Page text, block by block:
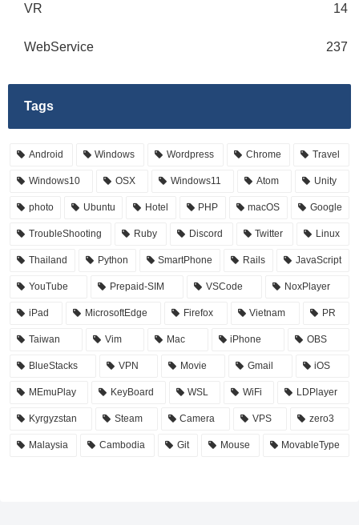
VR 14
WebService 237
Tags
Android Windows Wordpress Chrome Travel
Windows10 OSX Windows11 Atom Unity
photo Ubuntu Hotel PHP macOS Google
TroubleShooting Ruby Discord Twitter Linux
Thailand Python SmartPhone Rails JavaScript
YouTube Prepaid-SIM VSCode NoxPlayer
iPad MicrosoftEdge Firefox Vietnam PR
Taiwan Vim Mac iPhone OBS
BlueStacks VPN Movie Gmail iOS
MEmuPlay KeyBoard WSL WiFi LDPlayer
Kyrgyzstan Steam Camera VPS zero3
Malaysia Cambodia Git Mouse MovableType